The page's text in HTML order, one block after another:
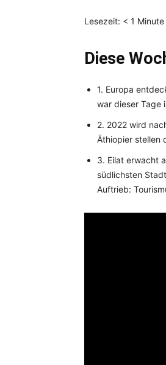
Lesezeit: < 1 Minute
Diese
1. Europa
war dieser Tage
2. 2022 wird
Äthiopier stellen
3. Eilat erwacht
südlichsten
Auftrieb: